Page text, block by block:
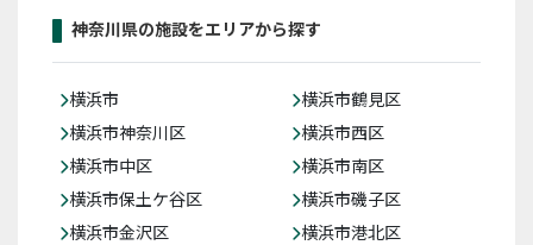
神奈川県の施設をエリアから探す
横浜市
横浜市鶴見区
横浜市神奈川区
横浜市西区
横浜市中区
横浜市南区
横浜市保土ケ谷区
横浜市磯子区
横浜市金沢区
横浜市港北区